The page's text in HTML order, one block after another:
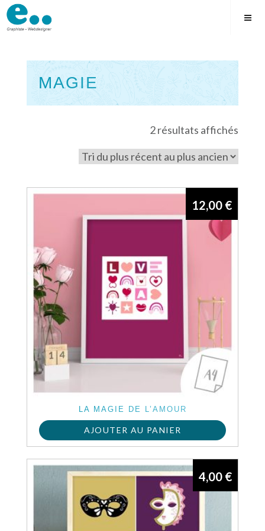
Skip
to
MAGIE
Square2 résultats affichés
plus
LA MAGIE DE L’AMOUR
12,00 €
AJOUTER AU PANIER
4,00 €